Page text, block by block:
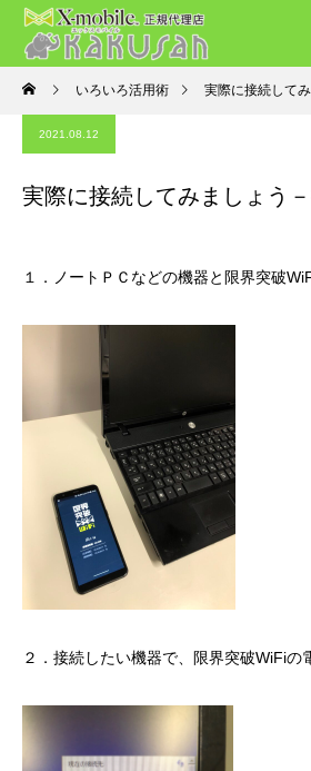
いろいろ活用術 実際に接続して
2021.08.12
実際に接続してみましょう
１．ノートＰＣなどの機器と限界突破
２．接続したい機器で、限界突破WiFiの